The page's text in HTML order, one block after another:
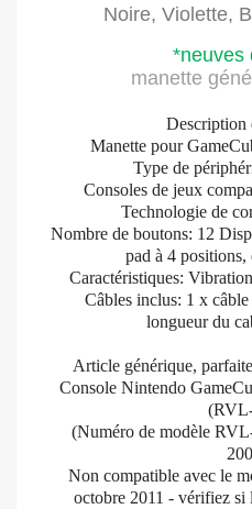
Noire, Violette,
*neuves
manette
Description
Manette pour
Type de
Consoles de jeux
Technologie de
Nombre de boutons: 12
pad à 4
Caractéristiques:
Câbles inclus: 1 x
longueur du
Article générique,
Console Nintendo
(Numéro de modèle
Non compatible avec le
octobre 2011 - vérifiez si